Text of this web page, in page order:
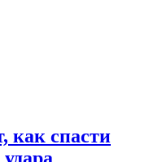
как спасти